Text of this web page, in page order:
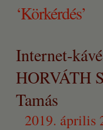
‘Körkérdés’
Internet-
HORVÁTH
Tamás
2019. április